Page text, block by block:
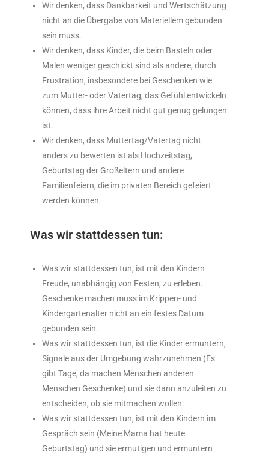
Wir denken, dass Dankbarkeit und Wertschätzung
nicht an die Übergabe von Materiellem gebunden
sein muss.
Wir denken, dass Kinder, die beim Basteln oder
Malen weniger geschickt sind als andere, durch
Frustration, insbesondere bei Geschenken wie
zum Mutter- oder Vatertag, das Gefühl entwickeln
können, dass ihre Arbeit nicht gut genug gelungen
ist.
Wir denken, dass Muttertag/Vatertag nicht
anders zu bewerten ist als Hochzeitstag,
Geburtstag der Großeltern und andere
Familienfeiern, die im privaten Bereich gefeiert
werden können.
Was wir stattdessen tun:
Was wir stattdessen tun, ist mit den Kindern
Freude, unabhängig von Festen, zu erleben.
Geschenke machen muss im Krippen- und
Kindergartenalter nicht an ein festes Datum
gebunden sein.
Was wir stattdessen tun, ist die Kinder ermuntern,
Signale aus der Umgebung wahrzunehmen (Es
gibt Tage, da machen Menschen anderen
Menschen Geschenke) und sie dann anzuleiten zu
entscheiden, ob sie mitmachen wollen.
Was wir stattdessen tun, ist mit den Kindern im
Gespräch sein (Meine Mama hat heute
Geburtstag) und sie ermutigen und ermuntern